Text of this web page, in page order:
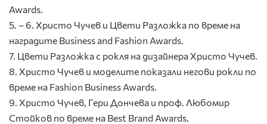
Awards.
5. – 6. Христо Чучев и Цвети Разложка по време на
наградите Business and Fashion Awards.
7. Цвети Разложка с рокля на дизайнера Христо Чучев.
8. Христо Чучев и моделите показали негови рокли по
време на Fashion Business Awards.
9. Христо Чучев, Гери Дончева и проф. Любомир
Стойков по време на Best Brand Awards.